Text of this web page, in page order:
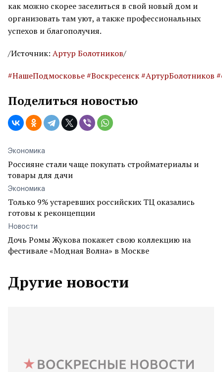
как можно скорее заселиться в свой новый дом и
организовать там уют, а также профессиональных
успехов и благополучия.
/Источник: Артур Болотников/
#НашеПодмосковье#Воскресенск#АртурБолотников
Поделиться новостью
Экономика
Россияне стали чаще покупать стройматериалы и
товары для дачи
Экономика
Только 9% устаревших российских ТЦ оказались
готовы к реконцепции
Новости
Дочь Ромы Жукова покажет свою коллекцию на
фестивале «Модная Волна» в Москве
Другие новости